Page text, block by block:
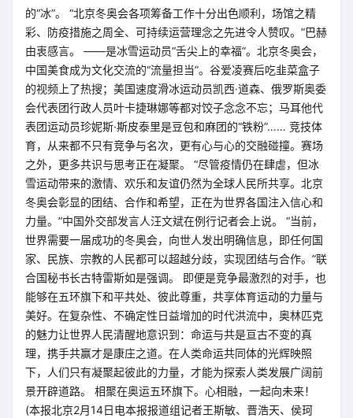
的“冰”。 “北京冬奥会各项筹备工作十分出色顺利，场馆之精
彩、防疫措施之周全、可持续运营理念之先进令人赞叹。”巴赫
由衷感言。 ——是冰雪运动员“舌尖上的幸福”。北京冬奥会，
中国美食成为文化交流的“流量担当”。谷爱凌赛后吃韭菜盒子
的视频上了热搜；美国速度滑冰运动员凯西·道森、俄罗斯奥委
会代表团行政人员叶卡捷琳娜等都对饺子念念不忘；马耳他代
表团运动员珍妮斯·斯皮泰里是豆包和麻团的“铁粉”…… 竞技体
育，从来都不只有竞争与名次，更有心与心的交融碰撞。赛场
之外，更多共识与思考正在凝聚。 “尽管疫情仍在肆虐，但冰
雪运动带来的激情、欢乐和友谊仍然为全球人民所共享。北京
冬奥会彰显的团结、合作和希望，正在为世界各国注入信心和
力量。”中国外交部发言人汪文斌在例行记者会上说。 “当前，
世界需要一届成功的冬奥会，向世人发出明确信息，即任何国
家、民族、宗教的人民都可以超越分歧，实现团结与合作。”联
合国秘书长古特雷斯如是强调。 即便是竞争最激烈的对手，也
能够在五环旗下和平共处、彼此尊重，共享体育运动的力量与
美好。在复杂性、不确定性日益增加的时代洪流中，奥林匹克
的魅力让世界人民清醒地意识到：命运与共是亘古不变的真
理，携手共赢才是康庄之道。在人类命运共同体的光辉映照
下，人们只有凝聚起彼此的力量，才能为探索人类发展广阔前
景开辟道路。 相聚在奥运五环旗下。心相融，一起向未来！
(本报北京2月14日电本报报道组记者王斯敏、晋浩天、侯珂